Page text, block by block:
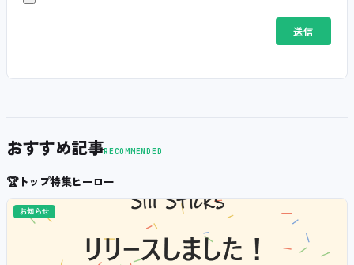
おすすめ記事RECOMMENDED
🏆トップ特集ヒーロー
お知らせ